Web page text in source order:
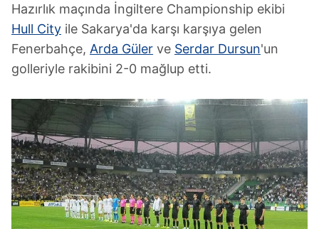
Hazırlık maçında İngiltere Championship ekibi
Hull City ile Sakarya'da karşı karşıya gelen
Fenerbahçe, Arda Güler ve Serdar Dursun'un
golleriyle rakibini 2-0 mağlup etti.